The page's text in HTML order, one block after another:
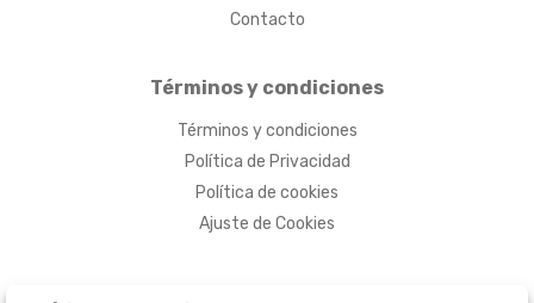
Contacto
Términos y condiciones
Términos y condiciones
Política de Privacidad
Política de cookies
Ajuste de Cookies